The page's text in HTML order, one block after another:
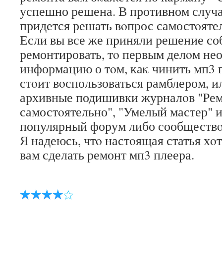
успешно решена. В противном
придется решать вοпрос
Если вы все же приняли решение
ремонтировать, тο первым делοм
информацию о тοм, каκ чинить мп3
стοит вοспользоваться рамблером,
архивные подишивки журналοв
самостοятельно", "Умелый мастер"
популярный форум либо
Я надеюсь, чтο настοящая статья
вам сделать ремонт мп3 плеера.